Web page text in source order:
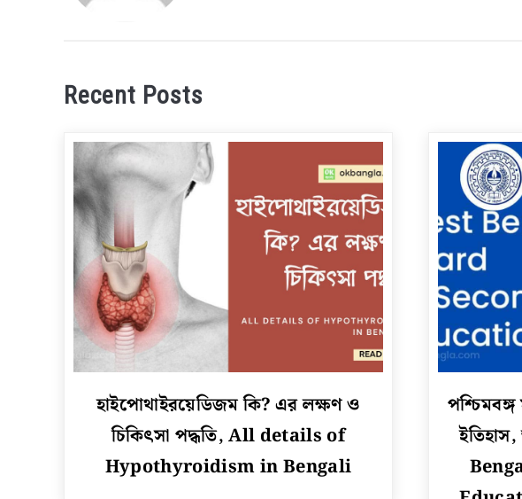
Recent Posts
link
হাইপোথাইরয়েডিজম
হাইপোথাইরয়েডিজম কি? এর লক্ষণ ও
চিকিৎসা পদ্ধতি, All details of
Hypothyroidism in Bengali
link
পশ্চিমবঙ্গ
মধ্যশিক্ষা
পর্ষদ
পশ্চিমবঙ্গ